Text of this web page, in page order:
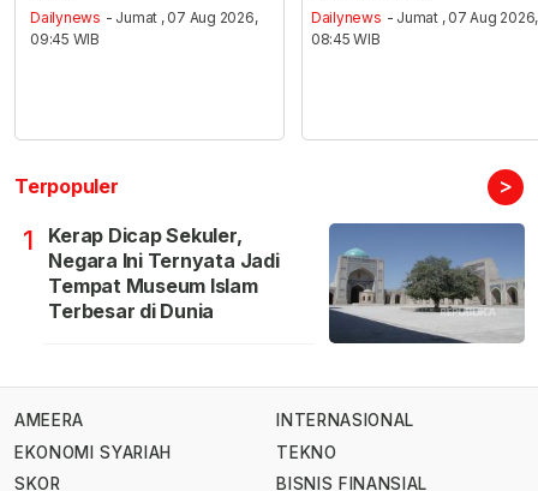
Dailynews - Jumat , 07 Aug 2026,
09:45 WIB
Dailynews - Jumat , 07 Aug 2026,
08:45 WIB
Terpopuler >
1
Kerap Dicap Sekuler,
Negara Ini Ternyata Jadi
Tempat Museum Islam
Terbesar di Dunia
AMEERA
EKONOMI SYARIAH
SKOR
INTERNASIONAL
TEKNO
BISNIS FINANSIAL